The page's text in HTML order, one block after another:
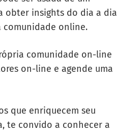
obter insights do dia a dia
comunidade online.
comunidade on-line
on-line e agende uma
que enriquecem seu
te convido a conhecer a